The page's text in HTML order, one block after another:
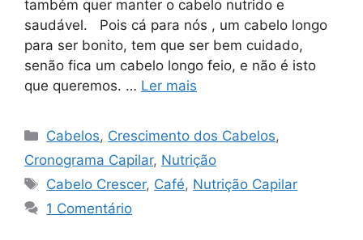
também quer manter o cabelo nutrido e
saudável. Pois cá para nós , um cabelo longo
para ser bonito, tem que ser bem cuidado,
senão fica um cabelo longo feio, e não é isto
que queremos. … Ler mais
Categorias
Cabelos, Crescimento dos Cabelos,
Cronograma Capilar, Nutrição
Tags
Cabelo Crescer, Café, Nutrição Capilar
1 Comentário